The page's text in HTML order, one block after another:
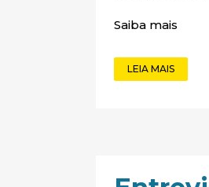
Saiba mais
LEIA MAIS